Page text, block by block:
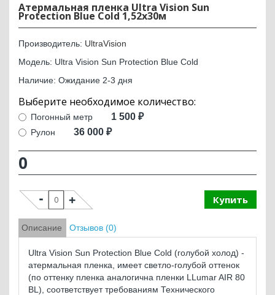
Атермальная пленка Ultra Vision Sun
Protection Blue Cold 1,52х30м
Производитель: UltraVision
Модель: Ultra Vision Sun Protection Blue Cold
Наличие: Ожидание 2-3 дня
Погонный метр 1 500 ₽
Рулон 36 000 ₽
0
Купить
Описание Отзывов (0)
Ultra Vision Sun Protection Blue Cold (голубой холод) -
атермальная пленка, имеет светло-голубой оттенок
(по оттенку пленка аналогична пленки LLumar AIR 80
BL), соответствует требованиям Технического